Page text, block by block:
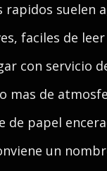
rapidos suelen
faciles de
con servicio
mas de
de papel
un